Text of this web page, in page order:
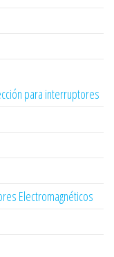
para interruptores
Electromagnéticos